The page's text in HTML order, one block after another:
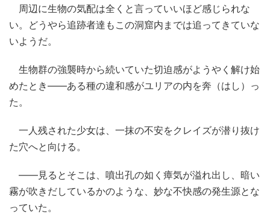
周辺に生物の気配は全くと言っていいほど感じられな
い。どうやら追跡者達もこの洞窟内までは追ってきていな
いようだ。
生物群の強襲時から続いていた切迫感がようやく解け始
めたとき――ある種の違和感がユリアの内を奔（はし）っ
た。
一人残された少女は、一抹の不安をクレイズが潜り抜け
た穴へと向ける。
――見るとそこは、噴出孔の如く瘴気が溢れ出し、暗い
霧が吹きだしているかのような、妙な不快感の発生源とな
っていた。